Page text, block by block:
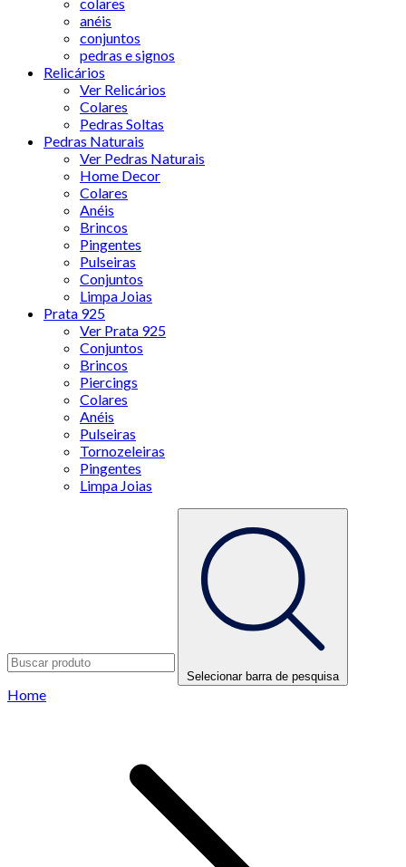
anéis
conjuntos
pedras e signos
Relicários
Ver Relicários
Colares
Pedras Soltas
Pedras Naturais
Ver Pedras Naturais
Home Decor
Colares
Anéis
Brincos
Pingentes
Pulseiras
Conjuntos
Limpa Joias
Prata 925
Ver Prata 925
Conjuntos
Brincos
Piercings
Colares
Anéis
Pulseiras
Tornozeleiras
Pingentes
Limpa Joias
Selecionar barra de pesquisa
Home